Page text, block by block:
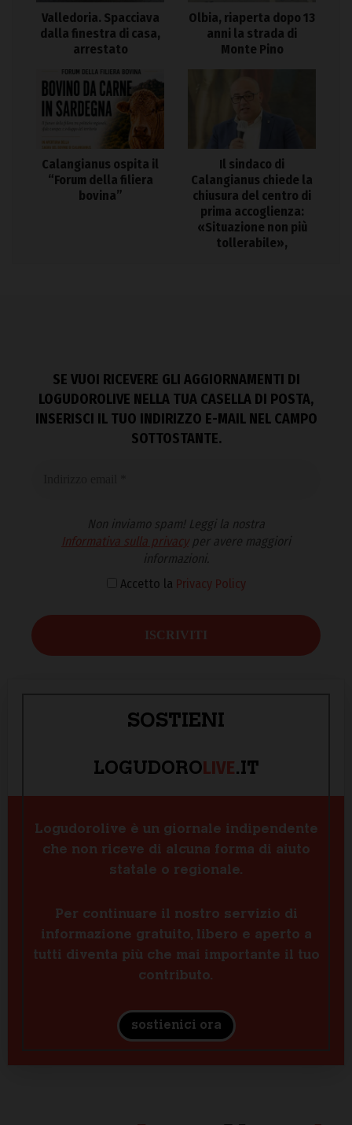
Valledoria. Spacciava
dalla finestra di casa,
arrestato
Olbia, riaperta dopo 13
anni la strada di
Monte Pino
Calangianus ospita il
“Forum della filiera
bovina”
Il sindaco di
Calangianus chiede la
chiusura del centro di
prima accoglienza:
«Situazione non più
tollerabile»,
SE VUOI RICEVERE GLI AGGIORNAMENTI DI
LOGUDOROLIVE NELLA TUA CASELLA DI POSTA,
INSERISCI IL TUO INDIRIZZO E-MAIL NEL CAMPO
SOTTOSTANTE.
Non inviamo spam! Leggi la nostra
Informativa sulla privacyper avere maggiori
informazioni.
Accetto la Privacy Policy
SOSTIENI
LOGUDOROLIVE.IT
Logudorolive è un giornale indipendente
che non riceve di alcuna forma di aiuto
statale o regionale.
Per continuare il nostro servizio di
informazione gratuito, libero e aperto a
tutti diventa più che mai importante il tuo
contributo.
sostienici ora